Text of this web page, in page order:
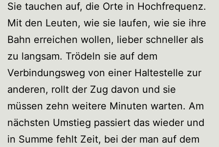
Sie tauchen auf, die Orte in Hochfrequenz.
Mit den Leuten, wie sie laufen, wie sie ihre
Bahn erreichen wollen, lieber schneller als
zu langsam. Trödeln sie auf dem
Verbindungsweg von einer Haltestelle zur
anderen, rollt der Zug davon und sie
müssen zehn weitere Minuten warten. Am
nächsten Umstieg passiert das wieder und
in Summe fehlt Zeit, bei der man auf dem